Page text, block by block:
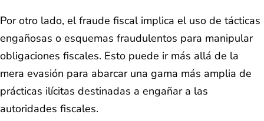
Por otro lado, el fraude fiscal implica el uso de tácticas
engañosas o esquemas fraudulentos para manipular
obligaciones fiscales. Esto puede ir más allá de la
mera evasión para abarcar una gama más amplia de
prácticas ilícitas destinadas a engañar a las
autoridades fiscales.